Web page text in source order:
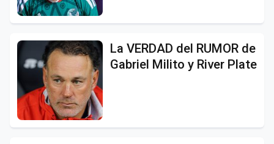
La VERDAD del RUMOR de
Gabriel Milito y River Plate